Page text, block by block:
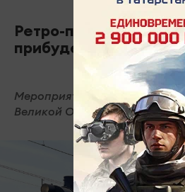
Ретро-поезд
прибудет в
Мероприятие приурочено к
Великой Отечественной